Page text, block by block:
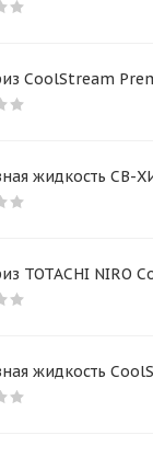
CoolStream
жидкость СВ-
TOTACHI NIRO
жидкость